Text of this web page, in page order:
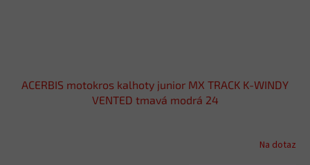
ACERBIS motokros kalhoty junior MX TRACK K-WINDY
VENTED tmavá modrá 24
Na dotaz